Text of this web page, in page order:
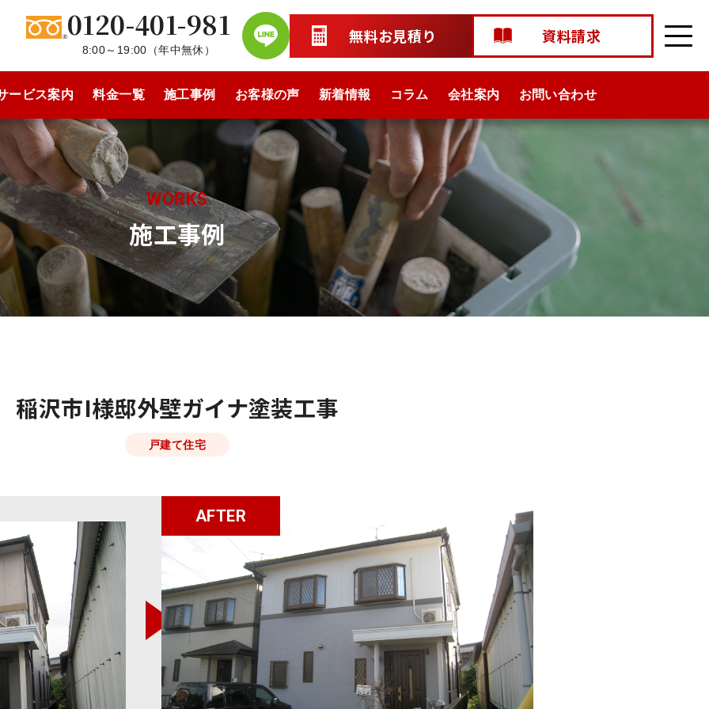
0120-401-981
8:00～19:00 （年中無休）
無料お見積り 資料請求
ービス案内 料金一覧 施工事例 お客様の声 新着情報 コラム 会社案内 お問い合わせ
WORKS
施工事例
稲沢市I様邸外壁ガイナ塗装工事
戸建て住宅